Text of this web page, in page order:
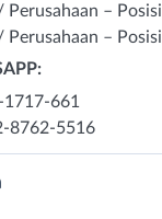
Perusahaan – Posisi
Perusahaan – Posisi
661
8762-5516